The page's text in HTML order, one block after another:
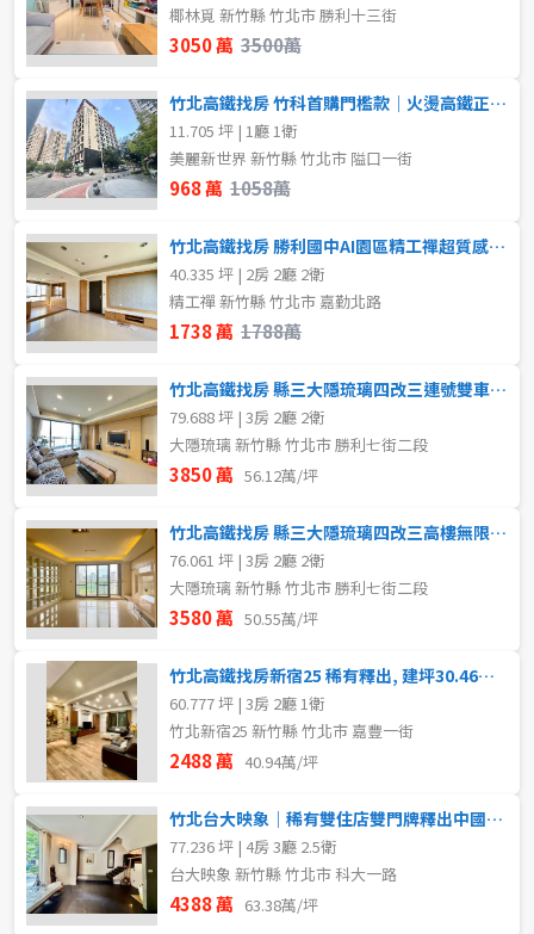
~
樓層
不拘
2樓
3樓 5~10樓
11~20樓 21樓以上
格局
不拘
3房 4房
5房以上
屋齡
不拘
售價
40~50 坪 50~60 坪
60~70 坪 70~80 坪
80坪以上
樓層
不拘
1樓 2樓
3樓 4樓
5~10樓 11~20樓
21樓以上
格局
2房 3房
4房
椰林覓 新竹縣 竹北市 勝利十三街
3050 萬 3500萬
竹北高鐵找房 竹科首購門檻款｜火燙高鐵正蛋黃區生活圈直接入手
11.705 坪 | 1廳 1衛
美麗新世界 新竹縣 竹北市 隘口一街
968 萬 1058萬
竹北高鐵找房 勝利國中AI園區精工禪超質感2+1房採光平車
40.335 坪 | 2房 2廳 2衛
精工禪 新竹縣 竹北市 嘉勤北路
1738 萬 1788萬
竹北高鐵找房 縣三大隱琉璃四改三連號雙車位高樓無限美景
79.688 坪 | 3房 2廳 2衛
大隱琉璃 新竹縣 竹北市 勝利七街二段
3850 萬 56.12萬/坪
竹北高鐵找房 縣三大隱琉璃四改三高樓無限美景平車有書房
76.061 坪 | 3房 2廳 2衛
大隱琉璃 新竹縣 竹北市 勝利七街二段
3580 萬 50.55萬/坪
竹北高鐵找房新宿25 稀有釋出, 建坪30.46坪雙平面車位
60.777 坪 | 3房 2廳 1衛
竹北新宿25 新竹縣 竹北市 嘉豐一街
2488 萬 40.94萬/坪
竹北台大映象｜稀有雙住店雙門牌釋出中國醫大商圈 × 成功學區
77.236 坪 | 4房 3廳 2.5衛
台大映象 新竹縣 竹北市 科大一路
4388 萬 63.38萬/坪